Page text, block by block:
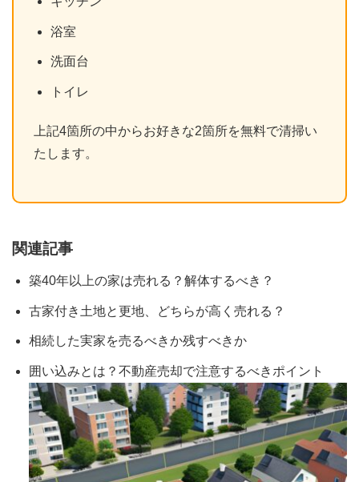
浴室
洗面台
トイレ
上記4箇所の中からお好きな2箇所を無料で清掃い
たします。
関連記事
築40年以上の家は売れる？解体するべき？
古家付き土地と更地、どちらが高く売れる？
相続した実家を売るべきか残すべきか
囲い込みとは？不動産売却で注意するべきポイント